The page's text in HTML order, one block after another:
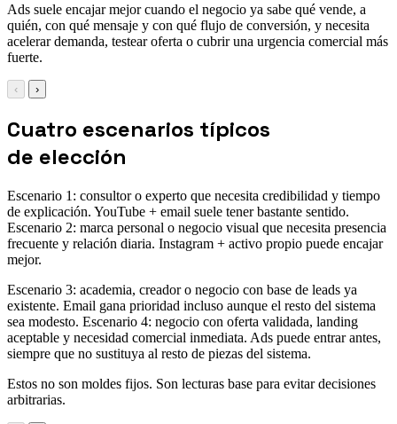
Ads suele encajar mejor cuando el negocio ya sabe qué vende, a
quién, con qué mensaje y con qué flujo de conversión, y necesita
acelerar demanda, testear oferta o cubrir una urgencia comercial más
fuerte.
‹ ›
Cuatro escenarios típicos
de elección
Escenario 1: consultor o experto que necesita credibilidad y tiempo
de explicación. YouTube + email suele tener bastante sentido.
Escenario 2: marca personal o negocio visual que necesita presencia
frecuente y relación diaria. Instagram + activo propio puede encajar
mejor.
Escenario 3: academia, creador o negocio con base de leads ya
existente. Email gana prioridad incluso aunque el resto del sistema
sea modesto. Escenario 4: negocio con oferta validada, landing
aceptable y necesidad comercial inmediata. Ads puede entrar antes,
siempre que no sustituya al resto de piezas del sistema.
Estos no son moldes fijos. Son lecturas base para evitar decisiones
arbitrarias.